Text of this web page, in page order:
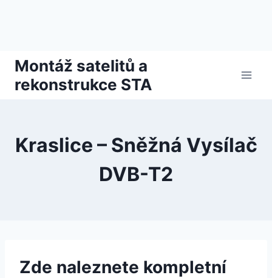
Přeskočit
obsah
Montáž satelitů a
rekonstrukce STA
Kraslice – Sněžná Vysílač
DVB-T2
Zde naleznete kompletní